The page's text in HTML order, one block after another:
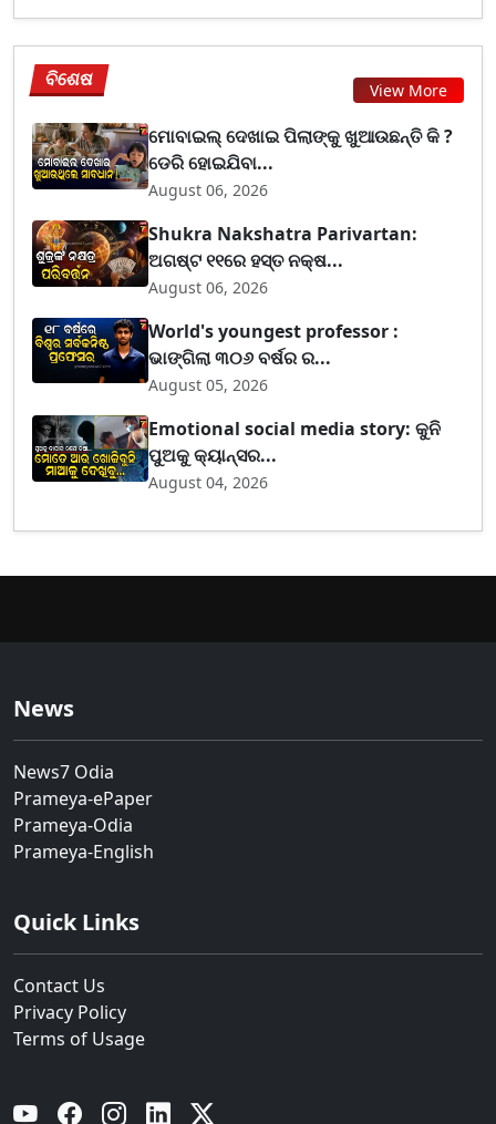
ବିଶେଷ View More
ମୋବାଇଲ୍ ଦେଖାଇ ପିଲାଙ୍କୁ ଖୁଆଉଛନ୍ତି କି ?
ଡେରି ହୋଇଯିବା...
August 06, 2026
Shukra Nakshatra Parivartan:
ଅଗଷ୍ଟ ୧୧ରେ ହସ୍ତ ନକ୍ଷ...
August 06, 2026
World's youngest professor :
ଭାଙ୍ଗିଲା ୩୦୬ ବର୍ଷର ର...
August 05, 2026
Emotional social media story: କୁନି
ପୁଅକୁ କ୍ୟାନ୍ସର...
August 04, 2026
News
News7 Odia
Prameya-ePaper
Prameya-Odia
Prameya-English
Quick Links
Contact Us
Privacy Policy
Terms of Usage
YouTube Facebook Instagram Linkedin